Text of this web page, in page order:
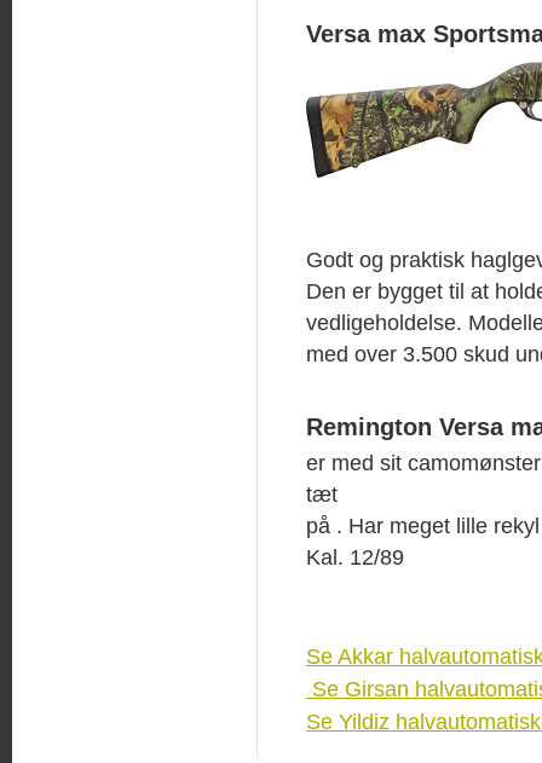
Versa max
Godt og praktisk
Den er bygget til at
vedligeholdelse.
med over 3.500 skud
Remington Versa
er med sit
tæt
på . Har meget lille
Kal. 12/89
Se Akkar
Se Girsan
Se Yildiz